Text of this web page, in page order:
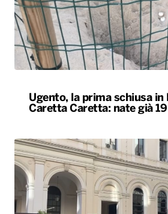
Ugento, la prima schiusa in
Caretta Caretta: nate già